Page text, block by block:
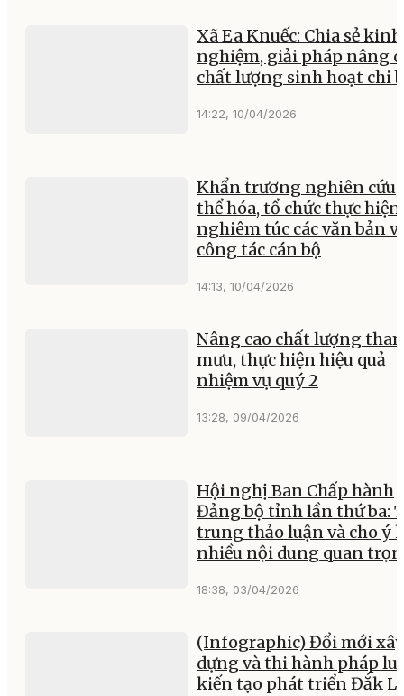
Xã Ea Knuếc: Chia sẻ kinh
nghiệm, giải pháp nâng
chất lượng sinh hoạt chi
14:22, 10/04/2026
Khẩn trương nghiên cứu,
thể hóa, tổ chức thực hiện
nghiêm túc các văn bản
công tác cán bộ
14:13, 10/04/2026
Nâng cao chất lượng
mưu, thực hiện hiệu quả
nhiệm vụ quý 2
13:28, 09/04/2026
Hội nghị Ban Chấp hành
Đảng bộ tỉnh lần thứ ba:
trung thảo luận và cho ý
nhiều nội dung quan
18:38, 03/04/2026
(Infographic) Đổi mới xây
dựng và thi hành pháp
kiến tạo phát triển Đắk